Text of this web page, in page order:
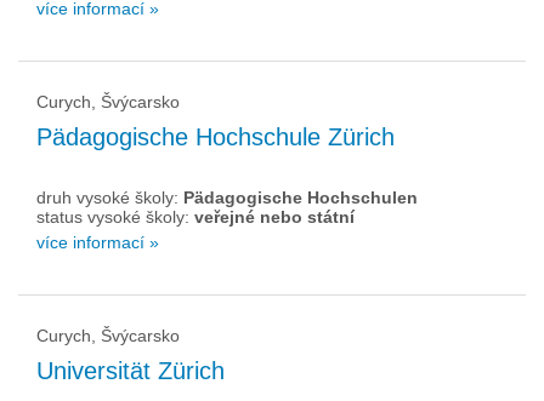
více informací »
Curych, Švýcarsko
Pädagogische Hochschule Zürich
druh vysoké školy: Pädagogische Hochschulen
status vysoké školy: veřejné nebo státní
více informací »
Curych, Švýcarsko
Universität Zürich